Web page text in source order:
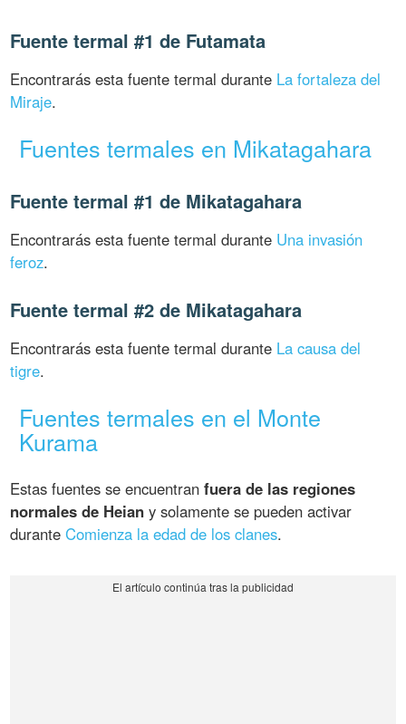
Fuente termal #1 de Futamata
Encontrarás esta fuente termal durante La fortaleza del
Miraje.
Fuentes termales en Mikatagahara
Fuente termal #1 de Mikatagahara
Encontrarás esta fuente termal durante Una invasión
feroz.
Fuente termal #2 de Mikatagahara
Encontrarás esta fuente termal durante La causa del
tigre.
Fuentes termales en el Monte
Kurama
Estas fuentes se encuentranfuera de las regiones
normales de Heian y solamente se pueden activar
duranteComienza la edad de los clanes.